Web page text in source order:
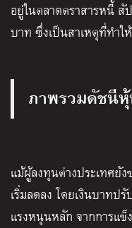
อยู่ในตลาดตราสารหนี้
บาท ซึ่งเป็นสาเหตุที่ทำใ
ภาพรวมดัชนีหุ้
แม้ผู้ลงทุนต่างประเทศยั
เริ่มลดลง โดยเงินบาทป
แรงหนุนหลัก จากการแข็